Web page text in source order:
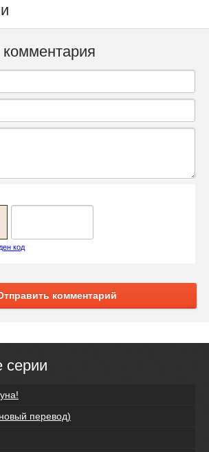
код
комментарий
серии
перевод)